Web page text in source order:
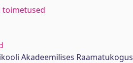
toimetused
Akadeemilises Raamatukogus